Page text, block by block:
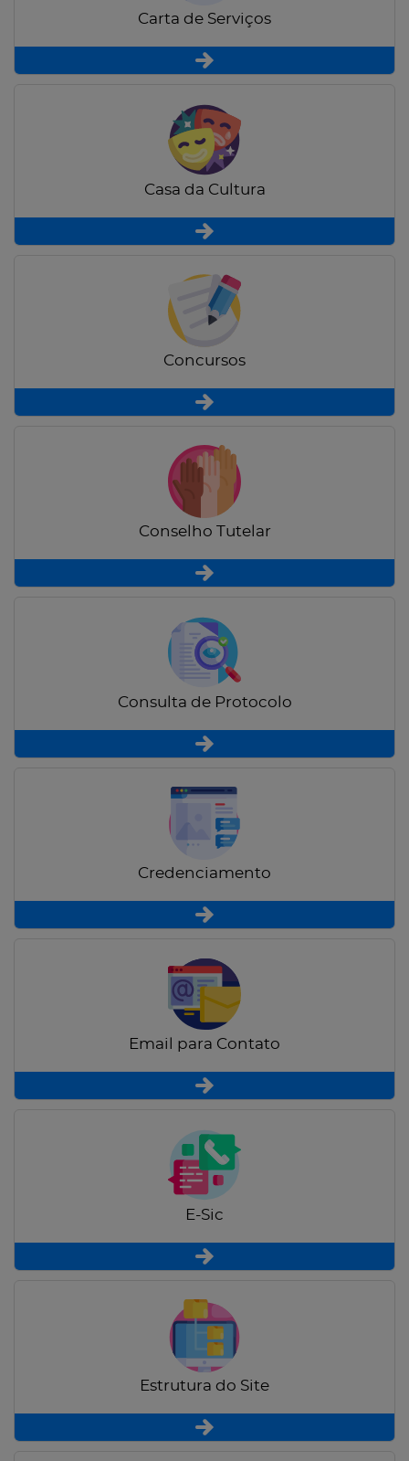
Carta de Serviços
Casa da Cultura
Concursos
Conselho Tutelar
Consulta de Protocolo
Credenciamento
Email para Contato
E-Sic
Estrutura do Site